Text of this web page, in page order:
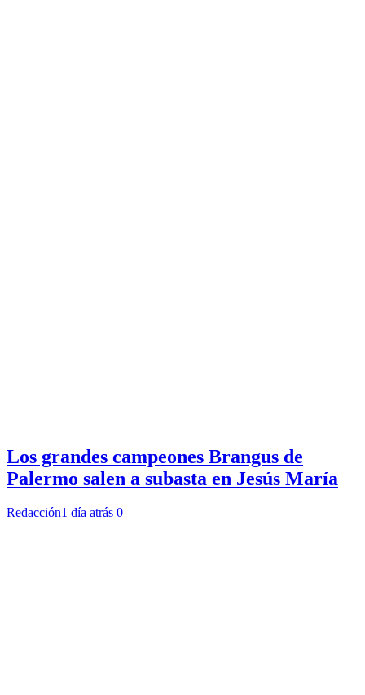
Los grandes campeones Brangus de
Palermo salen a subasta en Jesús María
Redacción1 día atrás 0